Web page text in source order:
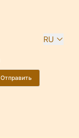
RU
Отправить